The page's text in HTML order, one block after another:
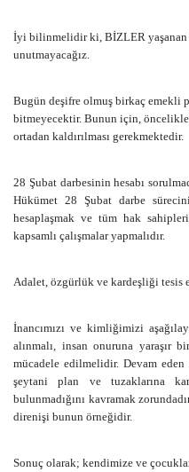
İyi bilinmelidir ki, BİZLER yaşanan
unutmayacağız.
Bugün deşifre olmuş birkaç emekli
bitmeyecektir. Bunun için,
ortadan kaldırılması gerekmektedir.
28 Şubat darbesinin hesabı
Hükümet 28 Şubat darbe
hesaplaşmak ve tüm hak
kapsamlı çalışmalar yapmalıdır.
Adalet, özgürlük ve kardeşliği tesis
İnancımızı ve kimliğimizi
alınmalı, insan onuruna yaraşır
mücadele edilmelidir. Devam
şeytani plan ve tuzaklarına
bulunmadığını kavramak
direnişi bunun örneğidir.
Sonuç olarak; kendimize ve